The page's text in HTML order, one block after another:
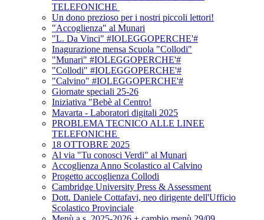
TELEFONICHE
Un dono prezioso per i nostri piccoli lettori!
"Accoglienza" al Munari
"L. Da Vinci" #IOLEGGOPERCHE'#
Inagurazione mensa Scuola "Collodi"
"Munari" #IOLEGGOPERCHE'#
"Collodi" #IOLEGGOPERCHE'#
"Calvino" #IOLEGGOPERCHE'#
Giornate speciali 25-26
Iniziativa "Bebè al Centro!
Mavarta - Laboratori digitali 2025
PROBLEMA TECNICO ALLE LINEE
TELEFONICHE
18 OTTOBRE 2025
Al via "Tu conosci Verdi" al Munari
Accoglienza Anno Scolastico al Calvino
Progetto accoglienza Collodi
Cambridge University Press & Assessment
Dott. Daniele Cottafavi, neo dirigente dell'Ufficio
Scolastico Provinciale